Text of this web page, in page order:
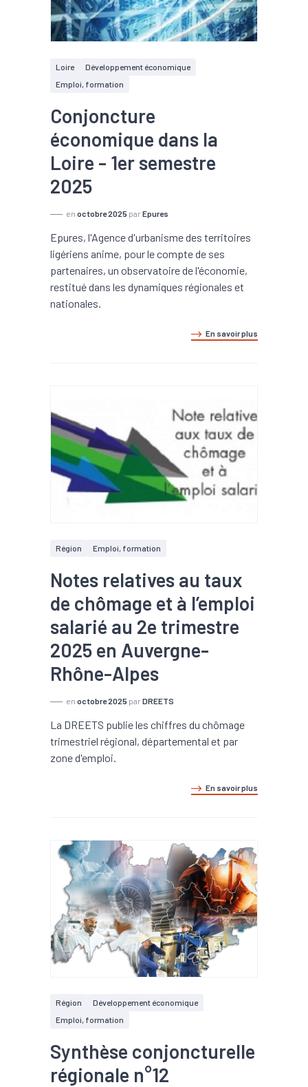
Loire
Développement économique
Emploi, formation
Conjoncture
économique dans la
Loire - 1er semestre
2025
en octobre 2025 par Epures
Epures, l'Agence d'urbanisme des territoires
ligériens anime, pour le compte de ses
partenaires, un observatoire de l'économie,
restitué dans les dynamiques régionales et
nationales.
En savoir plus
Région Emploi, formation
Notes relatives au taux
de chômage et à l’emploi
salarié au 2e trimestre
2025 en Auvergne-
Rhône-Alpes
en octobre 2025 par DREETS
La DREETS publie les chiffres du chômage
trimestriel régional, départemental et par
zone d'emploi.
En savoir plus
Région
Développement économique
Emploi, formation
Synthèse conjoncturelle
régionale n°12